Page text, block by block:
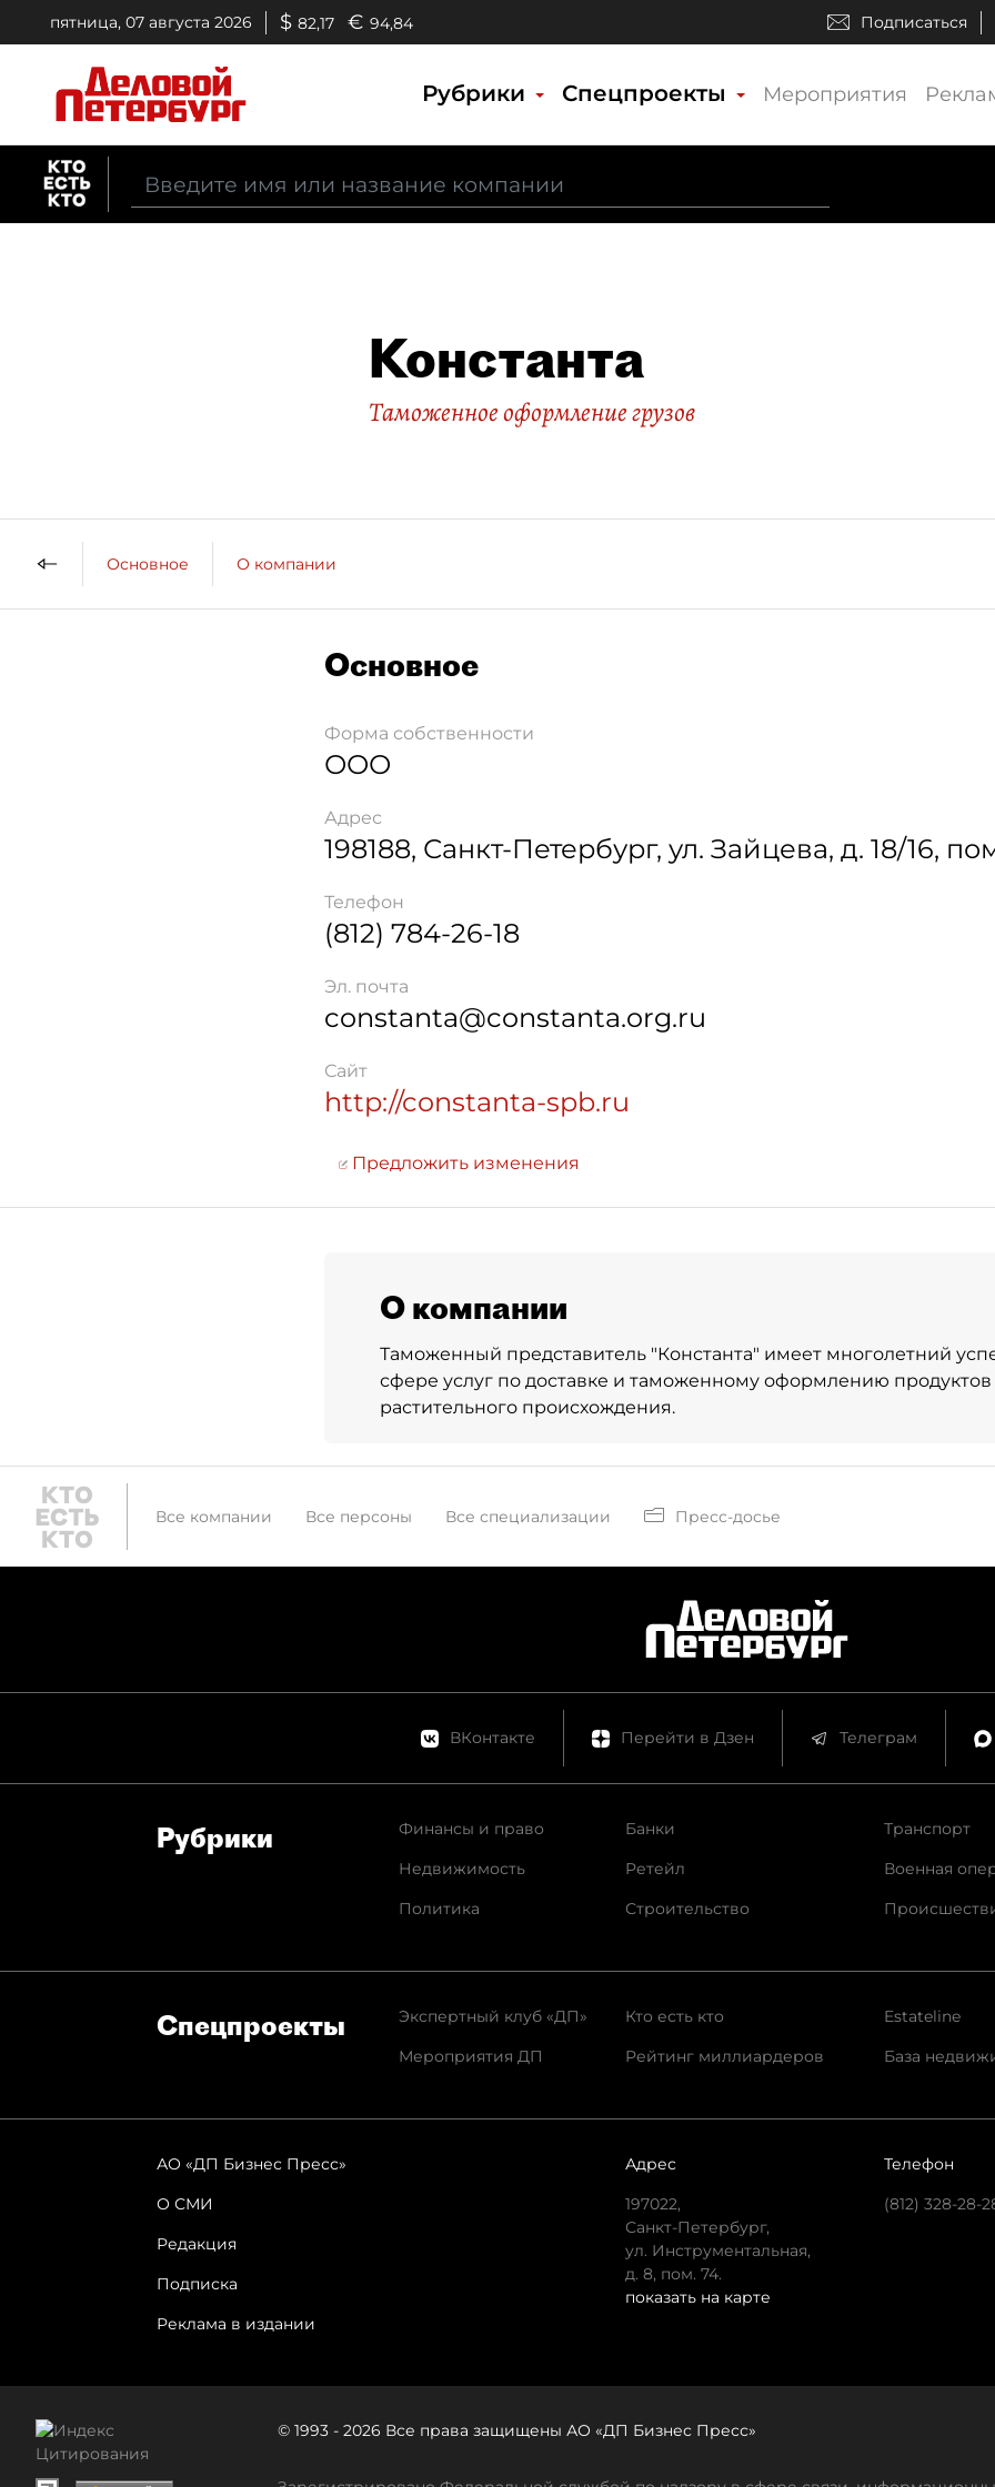
пятница, 07 августа 2026 $ 82,17 € 94,84 Подписаться
Рубрики Спецпроекты Мероприятия
Константа
Таможенное оформление грузов
Основное О компании
Основное
Форма собственности
ООО
Адрес
198188, Санкт-Петербург, ул. Зайцева, д. 18/16,
Телефон
(812) 784-26-18
Эл. почта
constanta@constanta.org.ru
Сайт
http://constanta-spb.ru
Предложить изменения
О компании
Таможенный представитель "Константа" имеет многолетний
сфере услуг по доставке и таможенному оформлению
растительного происхождения.
Все компании Все персоны Все специализации Пресс-досье
ВКонтакте Перейти в Дзен Телеграм
Рубрики
Финансы и право
Недвижимость
Политика
Банки
Ретейл
Строительство
Транспорт
Военная
Спец­проекты
Экспертный клуб «ДП»
Мероприятия ДП
Кто есть кто
Рейтинг миллиардеров
Estateline
База
АО «ДП Бизнес Пресс»
О СМИ
Редакция
Подписка
Реклама в издании
Адрес
197022,
Санкт-Петербург,
ул. Инструментальная,
д. 8, пом. 74.
показать на карте
Телефон
(812) 328-28-
© 1993 - 2026 Все права защищены АО «ДП Бизнес Пресс»